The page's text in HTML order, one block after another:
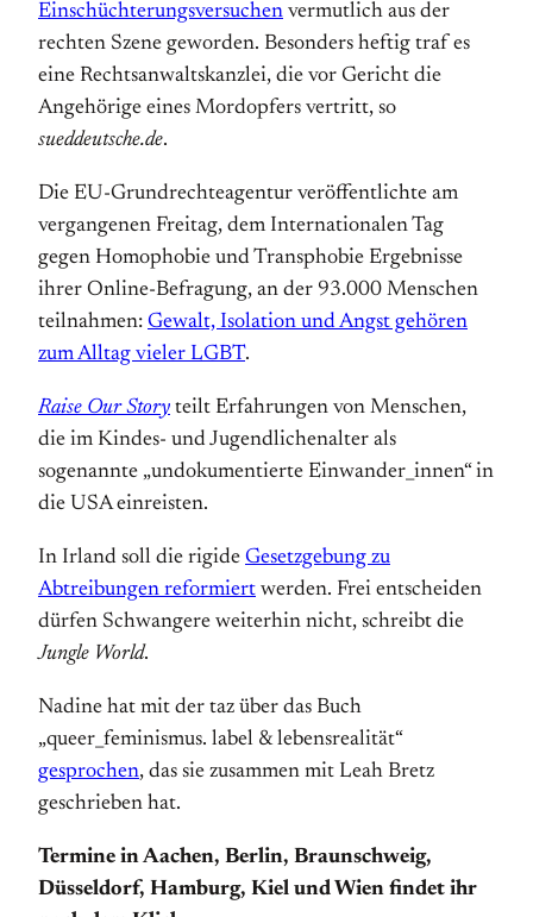
Einschüchterungsversuchen vermutlich aus der
rechten Szene geworden. Besonders heftig traf es
eine Rechtsanwaltskanzlei, die vor Gericht die
Angehörige eines Mordopfers vertritt, so
sueddeutsche.de.
Die EU-Grundrechteagentur veröffentlichte am
vergangenen Freitag, dem Internationalen Tag
gegen Homophobie und Transphobie Ergebnisse
ihrer Online-Befragung, an der 93.000 Menschen
teilnahmen: Gewalt, Isolation und Angst gehören
zum Alltag vieler LGBT.
Raise Our Story teilt Erfahrungen von Menschen,
die im Kindes- und Jugendlichenalter als
sogenannte „undokumentierte Einwander_innen“ in
die USA einreisten.
In Irland soll die rigide Gesetzgebung zu
Abtreibungen reformiert werden. Frei entscheiden
dürfen Schwangere weiterhin nicht, schreibt die
Jungle World.
Nadine hat mit der taz über das Buch
„queer_feminismus. label & lebensrealität“
gesprochen, das sie zusammen mit Leah Bretz
geschrieben hat.
Termine in Aachen, Berlin, Braunschweig,
Düsseldorf, Hamburg, Kiel und Wien findet ihr